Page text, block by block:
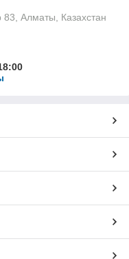
Алматы, Казахстан